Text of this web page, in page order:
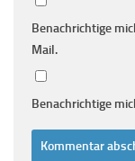
Benachrichtige
Mail.
Benachrichtige